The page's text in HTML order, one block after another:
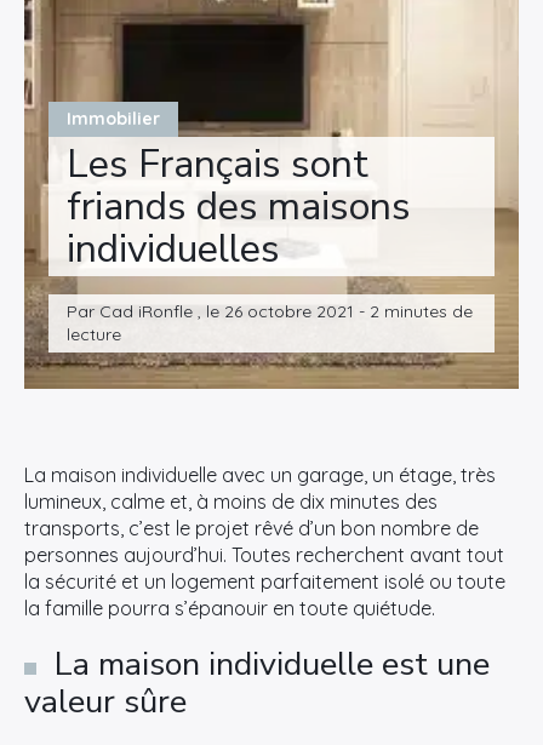
Immobilier
Les Français sont
friands des maisons
individuelles
Par Cad iRonfle , le 26 octobre 2021 - 2 minutes de
lecture
La maison individuelle avec un garage, un étage, très
lumineux, calme et, à moins de dix minutes des
transports, c’est le projet rêvé d’un bon nombre de
personnes aujourd’hui. Toutes recherchent avant tout
la sécurité et un logement parfaitement isolé ou toute
la famille pourra s’épanouir en toute quiétude.
La maison individuelle est une
valeur sûre